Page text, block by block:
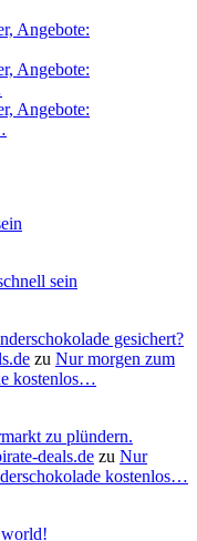
Angebote:
Angebote:
Angebote:
sein
gesichert?
zu Nur morgen zum
kostenlos…
zu plündern.
deals.de zu Nur
kostenlos…